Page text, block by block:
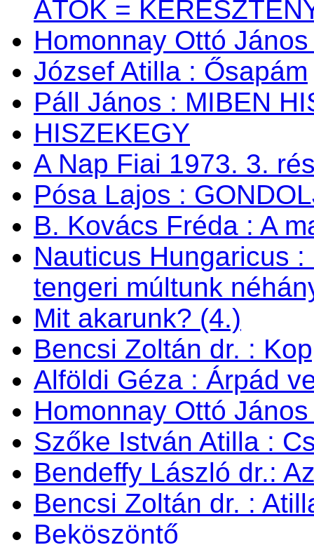
ÁTOK =
Homonnay Ottó
József Atilla : Ősapám
Páll János : MIBEN
HISZEKEGY
A Nap Fiai 1973. 3.
Pósa Lajos :
B. Kovács Fréda : A
Nauticus Hungaricus
tengeri múltunk
Mit akarunk? (4.)
Bencsi Zoltán dr. :
Alföldi Géza : Árpád
Homonnay Ottó
Szőke István Atilla :
Bendeffy László dr.:
Bencsi Zoltán dr. :
Beköszöntő